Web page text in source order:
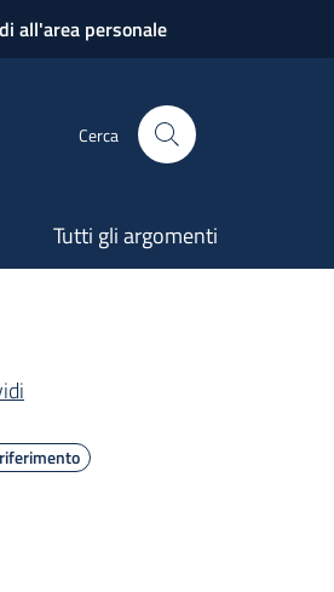
all'area personale
Cerca
Tutti gli argomenti